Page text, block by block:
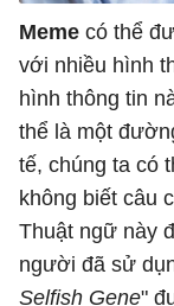
Meme có thể
với nhiều hình
hình thông tin
thể là một
tế, chúng ta có
không biết câu
Thuật ngữ này
người đã sử
Selfish Gene"